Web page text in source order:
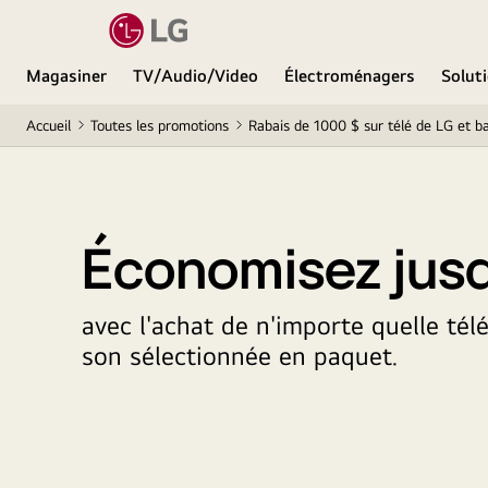
Magasiner TV/Audio/Video Électroménagers
Accueil Toutes les promotions Rabais de 1000 $ sur télé de LG et
Économisez
avec l'achat de n'importe quelle
son sélectionnée en paquet.